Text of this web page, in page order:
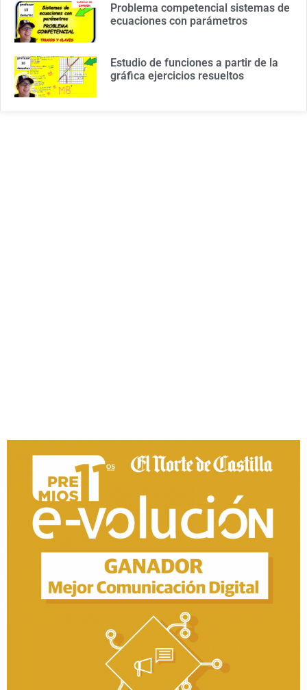
Problema competencial sistemas de
ecuaciones con parámetros
Estudio de funciones a partir de la
gráfica ejercicios resueltos